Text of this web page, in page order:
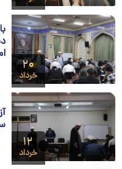
۲۰
خرداد
بازدید
دبیر
۱۲
خرداد
آزمون
سطح۴